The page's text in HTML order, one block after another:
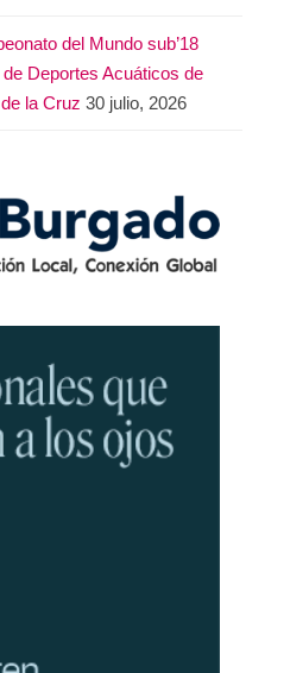
del Mundo sub’18
Deportes Acuáticos de
la Cruz 30 julio, 2026